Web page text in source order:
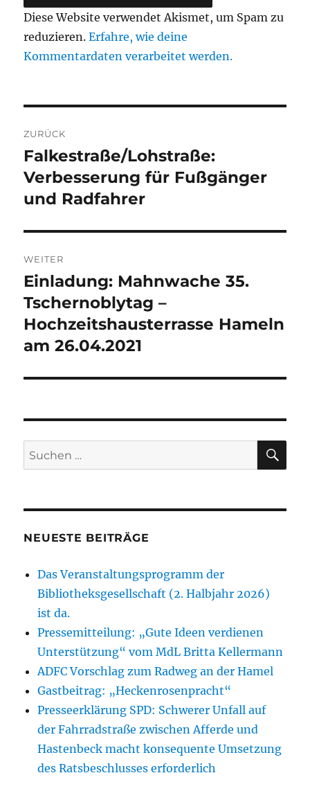
Diese Website verwendet Akismet, um Spam zu
reduzieren.Erfahre, wie deine
Kommentardaten verarbeitet werden.
ZURÜCK
Vorheriger
Beitrag:
Falkestraße/Lohstraße:
Verbesserung für Fußgänger
und Radfahrer
WEITER
Nächster
Beitrag:
Einladung: Mahnwache 35.
Tschernoblytag –
Hochzeitshausterrasse Hameln
am 26.04.2021
Suchen
nach:
NEUESTE BEITRÄGE
Das Veranstaltungsprogramm der
Bibliotheksgesellschaft (2. Halbjahr 2026)
ist da.
Pressemitteilung: „Gute Ideen verdienen
Unterstützung“ vom MdL Britta Kellermann
ADFC Vorschlag zum Radweg an der Hamel
Gastbeitrag: „Heckenrosenpracht“
Presseerklärung SPD: Schwerer Unfall auf
der Fahrradstraße zwischen Afferde und
Hastenbeck macht konsequente Umsetzung
des Ratsbeschlusses erforderlich